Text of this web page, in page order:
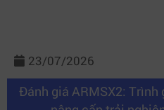
23/07/2026
Đánh giá ARMSX2: Trình